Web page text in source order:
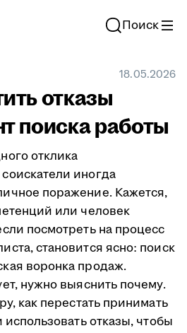
Поиск
18.05.2026
отказы
поиска работы
отклика
иногда
поражение. Кажется,
или человек
посмотреть на процесс
становится ясно: поиск
воронка продаж.
нужно выяснить почему.
как перестать принимать
использовать отказы, чтобы